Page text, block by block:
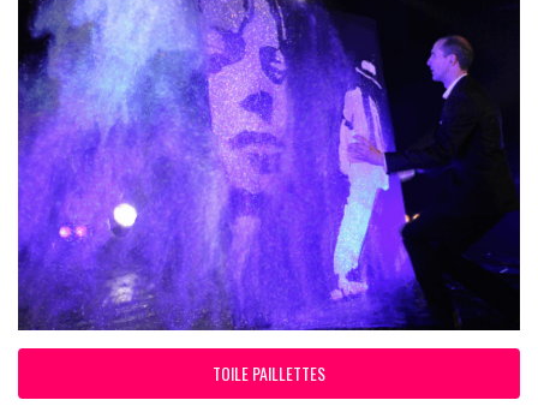
TOILE PAILLETTES